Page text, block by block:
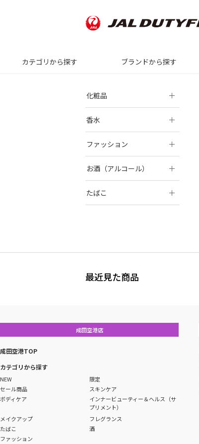
カテゴリから探す ブランドから探す
化粧品
香水
ファッション
お酒（アルコール）
たばこ
最近見た商品
成田空港店
成田空港TOP
カテゴリから探す
NEW
限定
セール商品
スキンケア
ボディケア
インナービューティー＆ヘルス（サ
プリメント）
メイクアップ
フレグランス
たばこ
酒
ファッション